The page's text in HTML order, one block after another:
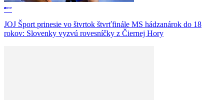
JOJ Šport prinesie vo štvrtok štvrťfinále MS hádzanárok do 18
rokov: Slovenky vyzvú rovesníčky z Čiernej Hory